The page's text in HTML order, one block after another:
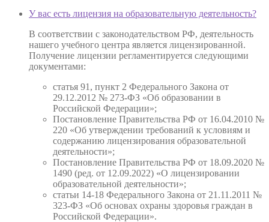
У вас есть лицензия на образовательную деятельность?
В соответствии с законодательством РФ, деятельность
нашего учебного центра является лицензированной.
Получение лицензии регламентируется следующими
документами:
статья 91, пункт 2 Федерального Закона от
29.12.2012 № 273-ФЗ «Об образовании в
Российской Федерации»;
Постановление Правительства РФ от 16.04.2010 №
220 «Об утверждении требований к условиям и
содержанию лицензирования образовательной
деятельности»;
Постановление Правительства РФ от 18.09.2020 №
1490 (ред. от 12.09.2022) «О лицензировании
образовательной деятельности»;
статьи 14-18 Федерального Закона от 21.11.2011 №
323-ФЗ «Об основах охраны здоровья граждан в
Российской Федерации».